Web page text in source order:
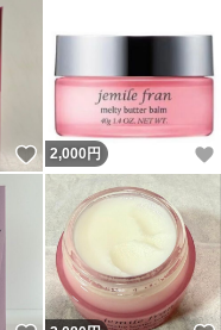
いいね！
2,000 円